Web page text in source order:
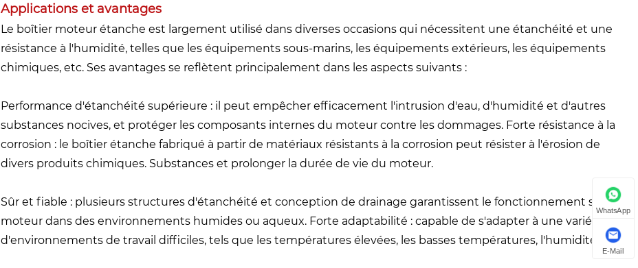
Applications et avantages
Le boîtier moteur étanche est largement utilisé dans diverses occasions qui nécessitent une étanchéité et une
résistance à l'humidité, telles que les équipements sous-marins, les équipements extérieurs, les équipements
chimiques, etc. Ses avantages se reflètent principalement dans les aspects suivants :
Performance d'étanchéité supérieure : il peut empêcher efficacement l'intrusion d'eau, d'humidité et d'autres
substances nocives, et protéger les composants internes du moteur contre les dommages. Forte résistance à la
corrosion : le boîtier étanche fabriqué à partir de matériaux résistants à la corrosion peut résister à l'érosion de
divers produits chimiques. Substances et prolonger la durée de vie du moteur.
Sûr et fiable : plusieurs structures d'étanchéité et conception de drainage garantissent le fonctionnement sûr du
moteur dans des environnements humides ou aqueux. Forte adaptabilité : capable de s'adapter à une variété
d'environnements de travail difficiles, tels que les températures élevées, les basses températures, l'humidité, etc.
WhatsApp
E-Mail